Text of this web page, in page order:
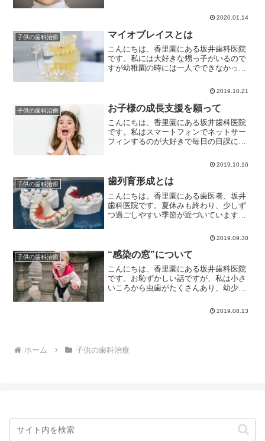
とがあります。坂井歯科医院には赤ちゃ
んが宿る不思議なパワーがあるのではな
いかと噂になっていて、現...
2020.01.14
子供の歯科治療 マイオブレイスとは
こんにちは、香里園にある坂井歯科医院
です。私には大好きな甥っ子がいるので
すが幼稚園の時には一人でできなかった
ることが増えて、成長が嬉しい反面、少
し寂しくも感じてしまいます。一人で自
転車に乗りお友だちと遊ぶ...
2019.10.21
子供の歯科治療 お子様の成長支援を願って
こんにちは、香里園にある坂井歯科医院
です。私はスマートフォンでネットサー
フィンするのが大好きで毎日の日課にな
ても賢く私が興味ある話題を次々と表示
してくれます。有難い反面、私のことを
知りすぎているスマートフ...
2019.10.16
子供の歯科治療 歯列育形成とは
こんにちは。香里園にある歯医者、坂井
歯科医院です。夏休みも終わり、少しず
つ過ごしやすい季節が近づいています
出かけし、海にプール、SLを見に行った
り、新鮮なお魚を食べたりとたくさんの
思い出を作ったので、伯母...
2019.09.30
子供の歯科治療 “感染の窓”について
こんにちは、香里園にある坂井歯科医院
です。お恥ずかしい話ですが、私は小さ
いころから虫歯がたくさんあり、幼少期
も痛い治療をしたことにより歯医者が大
嫌いになりました。歯医者が嫌いになる
2019.08.13
ホーム 子供の歯科治療